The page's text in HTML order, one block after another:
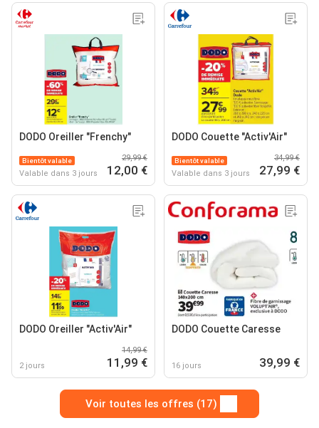
DODO Oreiller "Frenchy"
Bientôt valable
Valable dans 3 jours
29,99 €
12,00 €
DODO Couette "Activ'Air"
Bientôt valable
Valable dans 3 jours
34,99 €
27,99 €
DODO Oreiller "Activ'Air"
2 jours
14,99 €
11,99 €
DODO Couette Caresse
16 jours 39,99 €
Voir toutes les offres (17)